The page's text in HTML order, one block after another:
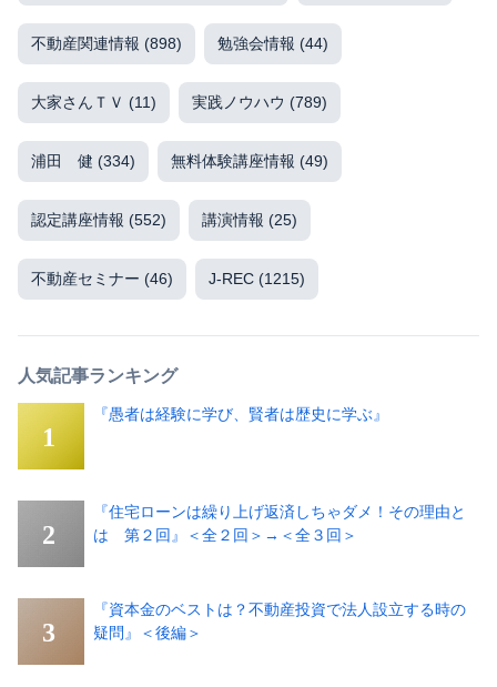
不動産関連情報 (898) 勉強会情報 (44)
大家さんＴＶ (11) 実践ノウハウ (789)
浦田 健 (334) 無料体験講座情報 (49)
認定講座情報 (552) 講演情報 (25)
不動産セミナー (46) J-REC (1215)
人気記事ランキング
『愚者は経験に学び、賢者は歴史に学ぶ』
『住宅ローンは繰り上げ返済しちゃダメ！その理由と
は 第２回』＜全２回＞→＜全３回＞
『資本金のベストは？不動産投資で法人設立する時の
疑問』＜後編＞